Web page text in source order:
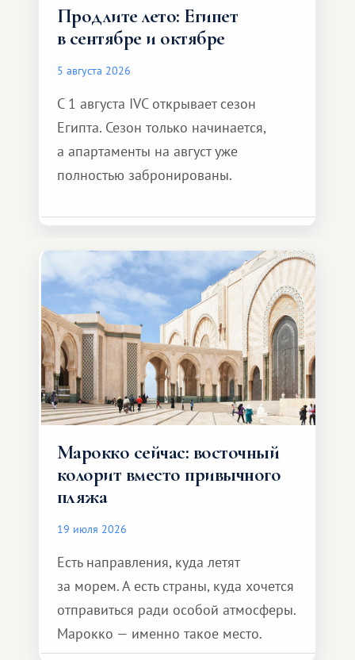
Продлите лето: Египет
в сентябре и октябре
5 августа 2026
С 1 августа IVC открывает сезон
Египта. Сезон только начинается,
а апартаменты на август уже
полностью забронированы.
Марокко сейчас: восточный
колорит вместо привычного
пляжа
19 июля 2026
Есть направления, куда летят
за морем. А есть страны, куда хочется
отправиться ради особой атмосферы.
Марокко — именно такое место.